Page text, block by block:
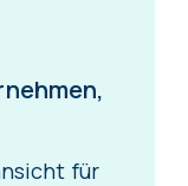
für